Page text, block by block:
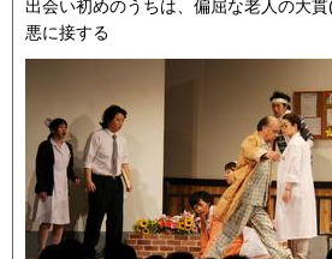
出会い初めのうちは、偏屈な老人の大
悪に接する